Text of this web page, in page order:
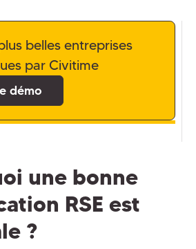
belles entreprises
par Civitime
démo
une bonne
RSE est
?